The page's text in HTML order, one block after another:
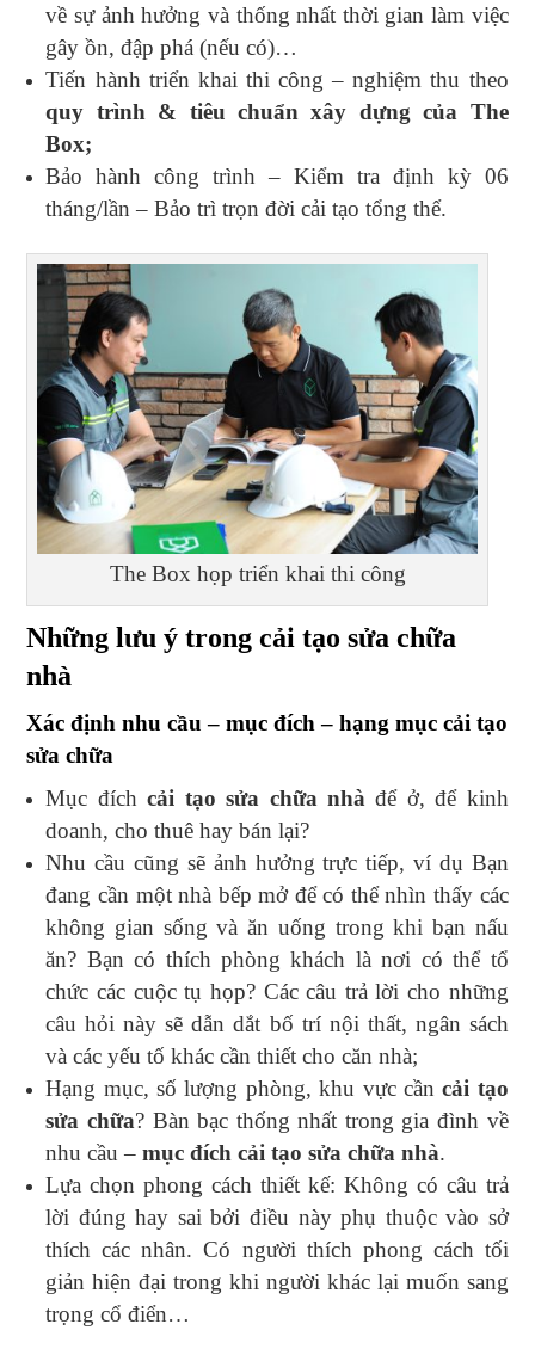
về sự ảnh hưởng và thống nhất thời gian làm việc
gây ồn, đập phá (nếu có)…
Tiến hành triển khai thi công – nghiệm thu theo
quy trình & tiêu chuẩn xây dựng của The
Box;
Bảo hành công trình – Kiểm tra định kỳ 06
tháng/lần – Bảo trì trọn đời cải tạo tổng thể.
The Box họp triển khai thi công
Những lưu ý trong cải tạo sửa chữa
nhà
Xác định nhu cầu – mục đích – hạng mục cải tạo
sửa chữa
Mục đíchcải tạo sửa chữa nhàđể ở, để kinh
doanh, cho thuê hay bán lại?
Nhu cầu cũng sẽ ảnh hưởng trực tiếp, ví dụ Bạn
đang cần một nhà bếp mở để có thể nhìn thấy các
không gian sống và ăn uống trong khi bạn nấu
ăn? Bạn có thích phòng khách là nơi có thể tổ
chức các cuộc tụ họp? Các câu trả lời cho những
câu hỏi này sẽ dẫn dắt bố trí nội thất, ngân sách
và các yếu tố khác cần thiết cho căn nhà;
Hạng mục, số lượng phòng, khu vực cầncải tạo
sửa chữa? Bàn bạc thống nhất trong gia đình về
nhu cầu –mục đích cải tạo sửa chữa nhà.
Lựa chọn phong cách thiết kế: Không có câu trả
lời đúng hay sai bởi điều này phụ thuộc vào sở
thích các nhân. Có người thích phong cách tối
giản hiện đại trong khi người khác lại muốn sang
trọng cổ điển…